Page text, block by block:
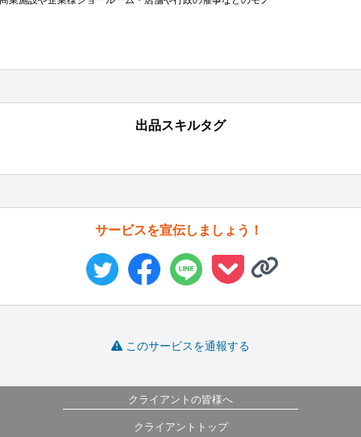
出品スキルタグ
サービスを宣伝しましょう！
このサービスを通報する
クライアントの皆様へ
クライアントトップ